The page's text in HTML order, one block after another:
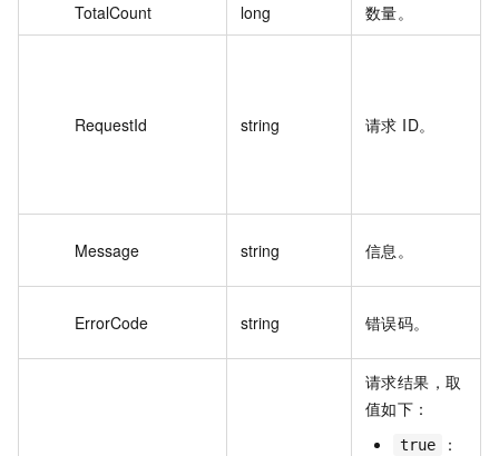
TotalCount long 数量。
RequestId string 请求 ID。
Message string 信息。
ErrorCode string 错误码。
请求结果，取
值如下：
true
：